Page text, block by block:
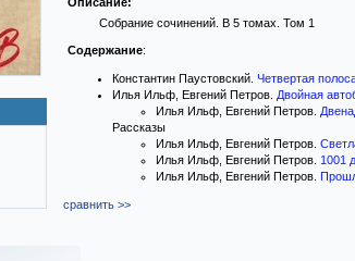
Собрание сочинений. В 5 томах. Том 1
Содержание:
Константин Паустовский. Четвертая
Илья Ильф, Евгений Петров. Двойная
Илья Ильф, Евгений Петров.
Рассказы
Илья Ильф, Евгений Петров.
Илья Ильф, Евгений Петров. 1001
Илья Ильф, Евгений Петров.
сравнить >>